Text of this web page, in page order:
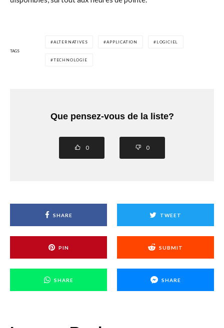
TAGS
ALTERNATIVES APPLICATION LOGICIEL
TECHNOLOGIE
Que pensez-vous de la liste?
0 0
SHARE TWEET
PIN SUBMIT
SHARE SHARE